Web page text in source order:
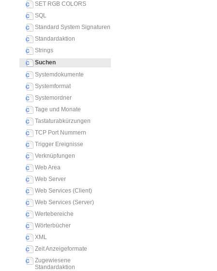
SET RGB COLORS
SQL
Standard System Signaturen
Standardaktion
Strings
Suchen
Systemdokumente
Systemformat
Systemordner
Tage und Monate
Tastaturabkürzungen
TCP Port Nummern
Trigger Ereignisse
Verknüpfungen
Web Area
Web Server
Web Services (Client)
Web Services (Server)
Wertebereiche
Wörterbücher
XML
Zeit Anzeigeformate
Zugewiesene
Standardaktion